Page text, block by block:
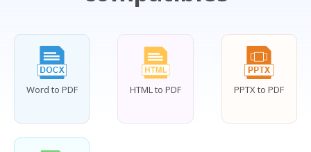
Word to PDF HTML to PDF PPTX to PDF